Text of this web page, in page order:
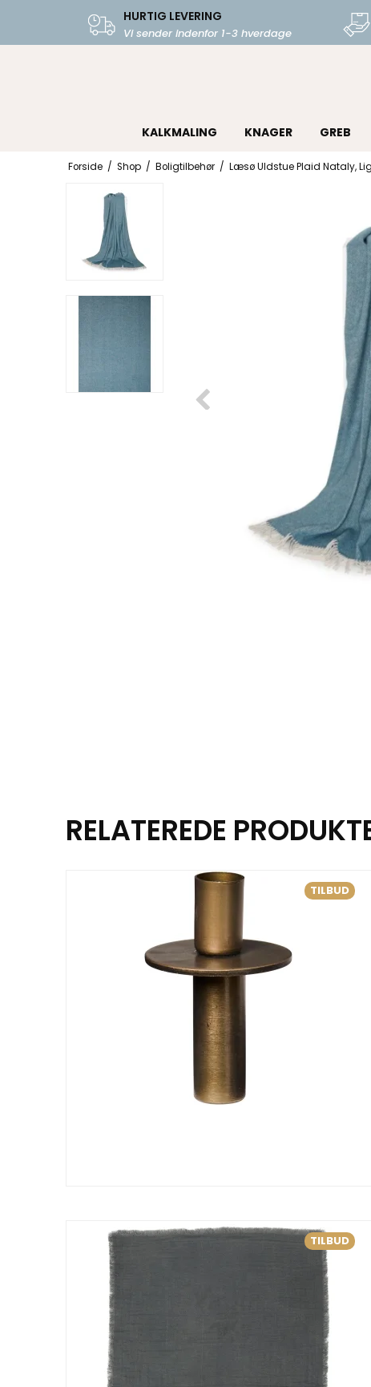
HURTIG LEVERING
Vi sender indenfor 1-3 hverdage
KALKMALING KNAGER GREB
Forside / Shop / Boligtilbehør / Læsø Uldstue Plaid Nataly,
RELATEREDE
TILBUD
TILBUD